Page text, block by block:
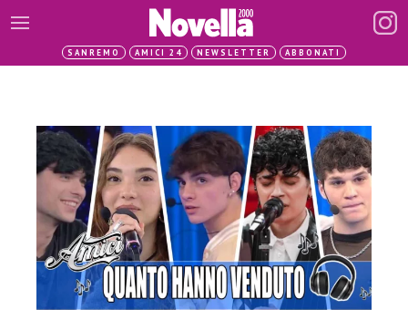
SANREMO AMICI 24 NEWSLETTER ABBONATI